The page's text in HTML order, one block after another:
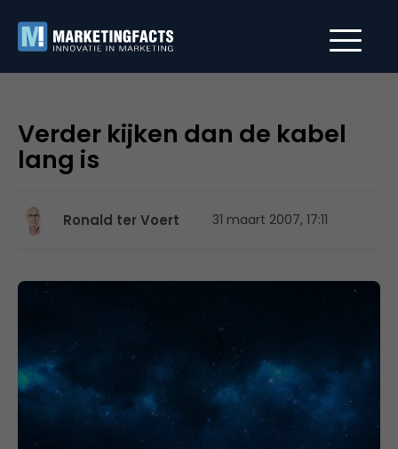
Verder kijken dan de kabel
lang is
Ronald ter Voert 31 maart 2007, 17:11